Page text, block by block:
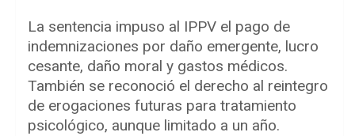
La sentencia impuso al IPPV el pago de
indemnizaciones por daño emergente, lucro
cesante, daño moral y gastos médicos.
También se reconoció el derecho al reintegro
de erogaciones futuras para tratamiento
psicológico, aunque limitado a un año.